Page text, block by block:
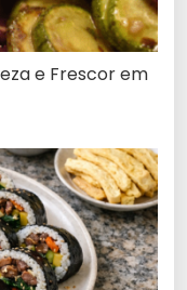
e Frescor em